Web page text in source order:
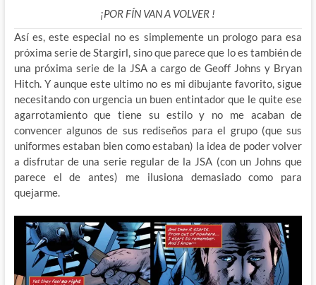
¡POR FÍN VAN A VOLVER !
Así es, este especial no es simplemente un prologo para esa
próxima serie de Stargirl, sino que parece que lo es también de
una próxima serie de la JSA a cargo de Geoff Johns y Bryan
Hitch. Y aunque este ultimo no es mi dibujante favorito, sigue
necesitando con urgencia un buen entintador que le quite ese
agarrotamiento que tiene su estilo y no me acaban de
convencer algunos de sus rediseños para el grupo (que sus
uniformes estaban bien como estaban) la idea de poder volver
a disfrutar de una serie regular de la JSA (con un Johns que
parece el de antes) me ilusiona demasiado como para
quejarme.